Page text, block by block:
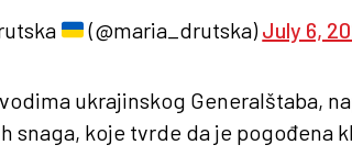
(@maria_drutska)July 6,
ukrajinskog Generalštaba,
snaga, koje tvrde da je pogođena